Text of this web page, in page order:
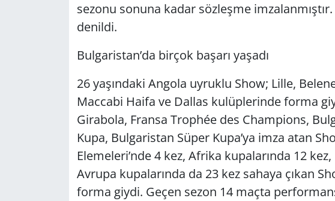
sezonu sonuna kadar sözleşme
denildi.
Bulgaristan’da birçok başarı yaşadı
26 yaşındaki Angola uyruklu Show; Lille,
Maccabi Haifa ve Dallas kulüplerinde forma
Girabola, Fransa Trophée des Champions,
Kupa, Bulgaristan Süper Kupa’ya imza atan
Elemeleri’nde 4 kez, Afrika kupalarında 12
Avrupa kupalarında da 23 kez sahaya çıkan
forma giydi. Geçen sezon 14 maçta